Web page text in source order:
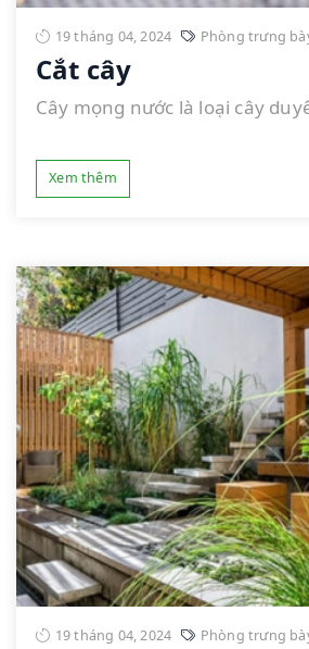
19 tháng 04, 2024 Phòng trưng
Cắt cây
Cây mọng nước là loại cây
Xem thêm
19 tháng 04, 2024 Phòng trưng